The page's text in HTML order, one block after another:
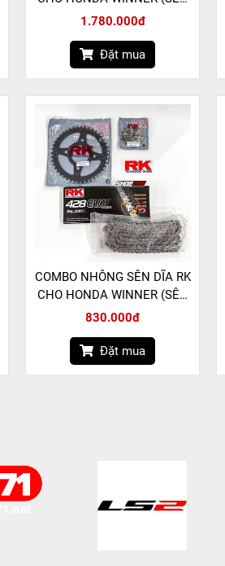
DID 428 VX PHỐT X-RING)
1.780.000đ
Đặt mua
COMBO NHÔNG SÊN DĨA RK
CHO HONDA WINNER (SÊN
RK 428 ELO PHỐT O-RING)
830.000đ
Đặt mua